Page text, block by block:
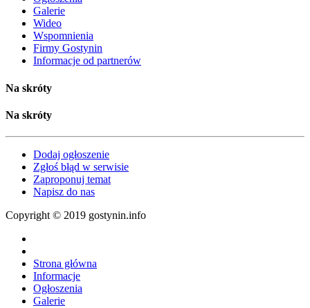
Galerie
Wideo
Wspomnienia
Firmy Gostynin
Informacje od partnerów
Na skróty
Na skróty
Dodaj ogłoszenie
Zgłoś błąd w serwisie
Zaproponuj temat
Napisz do nas
Copyright © 2019 gostynin.info
Strona główna
Informacje
Ogłoszenia
Galerie